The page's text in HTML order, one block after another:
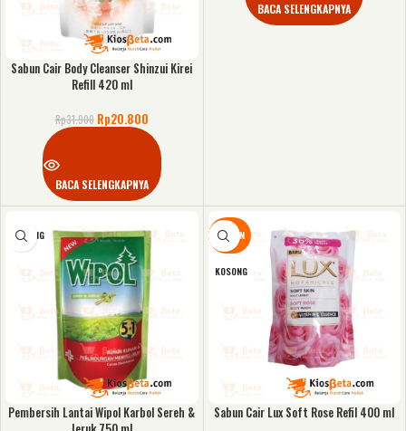
Sabun Cair Body Cleanser Shinzui Kirei
Refill 420 ml
Rp31.900 Rp20.800
BACA SELENGKAPNYA
BACA SELENGKAPNYA
KOSONG
Pembersih Lantai Wipol Karbol Sereh &
DISKON
KOSONG
Sabun Cair Lux Soft Rose Refil 400 ml